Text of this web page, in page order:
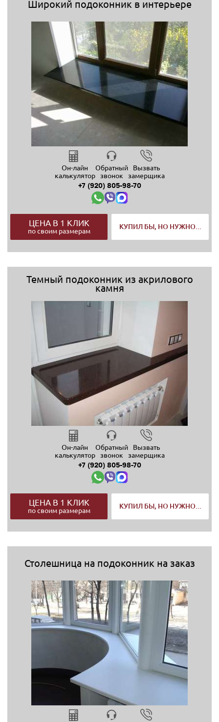
Широкий подоконник в интерьере
Он-лайн
калькулятор
Обратный
звонок
Вызвать
замерщика
+7 (920) 805-98-70
ЦЕНА В 1 КЛИК
по своим размерам
КУПИЛ БЫ, НО НУЖНО...
Темный подоконник из акрилового
камня
Он-лайн
калькулятор
Обратный
звонок
Вызвать
замерщика
+7 (920) 805-98-70
ЦЕНА В 1 КЛИК
по своим размерам
КУПИЛ БЫ, НО НУЖНО...
Столешница на подоконник на заказ